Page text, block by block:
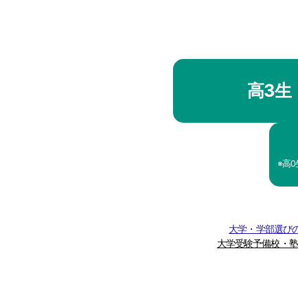
高3生
※高0
大学・学部選び
大学受験予備校・